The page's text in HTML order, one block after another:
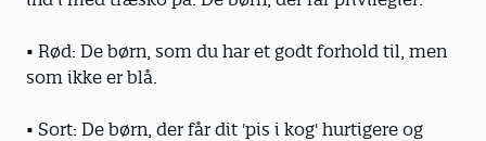
• Rød: De børn, som du har et godt forhold til, men
som ikke er blå.
• Sort: De børn, der får dit 'pis i kog' hurtigere og